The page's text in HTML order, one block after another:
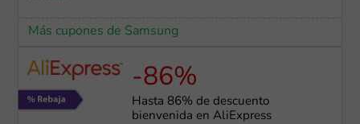
Más cupones de Samsung
-86%
Hasta 86% de descuento
bienvenida en AliExpress